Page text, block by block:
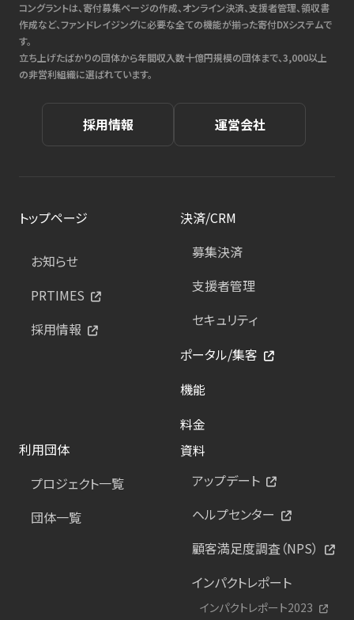
コングラントは、寄付募集ページの作成、オンライン決済、支援者管理、領収書
作成など、ファンドレイジングに必要な全ての機能が揃った寄付DXシステムで
す。
立ち上げたばかりの団体から年間収入数十億円規模の団体まで、3,000以上
の非営利組織に選ばれています。
採用情報 運営会社
トップページ
お知らせ
PRTIMES
採用情報
決済/CRM
募集決済
支援者管理
セキュリティ
ポータル/集客
機能
料金
利用団体
プロジェクト一覧
団体一覧
資料
アップデート
ヘルプセンター
顧客満足度調査（NPS）
インパクトレポート
インパクトレポート2023